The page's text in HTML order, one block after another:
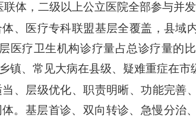
体，二级以上公立医院全部参与并发
、医疗专科联盟基层全覆盖，县域
医疗卫生机构诊疗量占总诊疗量的
镇、常见大病在县级、疑难重症在市
、层级优化、职责明晰、功能完善
。基层首诊、双向转诊、急慢分治